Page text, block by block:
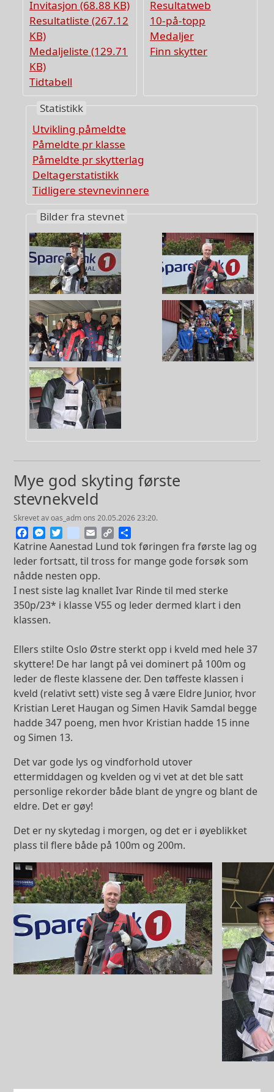
Invitasjon (68.88 KB)
Resultatliste (267.12
KB)
Medaljeliste (129.71
KB)
Tidtabell
Resultatweb
10-på-topp
Medaljer
Finn skytter
Statistikk
Utvikling påmeldte
Påmeldte pr klasse
Påmeldte pr skytterlag
Deltagerstatistikk
Tidligere stevnevinnere
Bilder fra stevnet
Mye god skyting første
stevnekveld
skrevet avoas_admons 20.05.2026 23:20.
FacebookMessenger
Twitterinstagram
EmailCopy
Link
Katrine Aanestad Lund tok føringen fra første lag og
leder fortsatt, til tross for mange gode forsøk som
nådde nesten opp.
I nest siste lag knallet Ivar Rinde til med sterke
350p/23* i klasse V55 og leder dermed klart i den
klassen.
Ellers stilte Oslo Østre sterkt opp i kveld med hele 37
skyttere! De har langt på vei dominert på 100m og
leder de fleste klassene der. Den tøffeste klassen i
kveld (relativt sett) viste seg å være Eldre Junior, hvor
Kristian Leret Haugan og Simen Havik Samdal begge
hadde 347 poeng, men hvor Kristian hadde 15 inne
og Simen 13.
Det var gode lys og vindforhold utover
ettermiddagen og kvelden og vi vet at det ble satt
personlige rekorder både blant de yngre og blant de
eldre. Det er gøy!
Det er ny skytedag i morgen, og det er i øyeblikket
plass til flere både på 100m og 200m.
Image
Image